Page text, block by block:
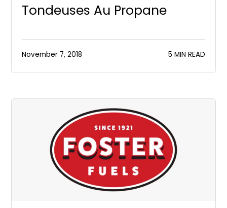
Tondeuses Au Propane
November 7, 2018 5 MIN READ